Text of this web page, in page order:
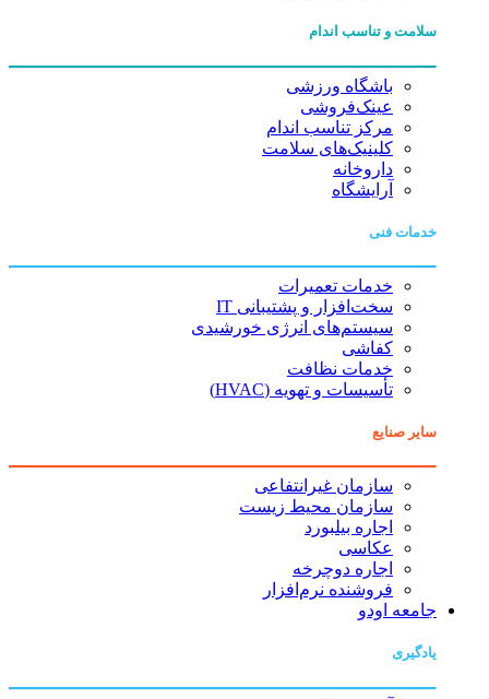
سلامت و تناسب اندام
باشگاه ورزشی
عینک‌فروشی
مرکز تناسب اندام
کلینیک‌های سلامت
داروخانه
آرایشگاه
خدمات فنی
خدمات تعمیرات
سخت‌افزار و پشتیبانی IT
سیستم‌های انرژی خورشیدی
کفاشی
خدمات نظافت
تأسیسات و تهویه (HVAC)
سایر صنایع
سازمان غیرانتفاعی
سازمان محیط زیست
اجاره بیلبورد
عکاسی
اجاره دوچرخه
فروشنده نرم‌افزار
جامعه اودو
یادگیری